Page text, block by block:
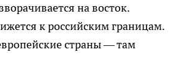
на восток.
к российским границам.
страны — там